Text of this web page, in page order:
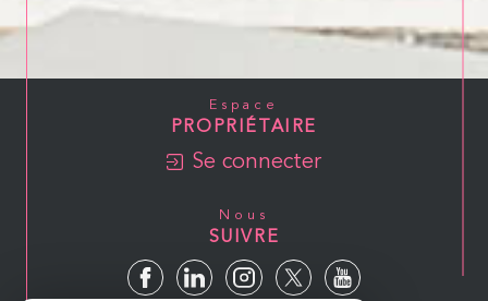
Espace
PROPRIÉTAIRE
Se connecter
Nous
SUIVRE